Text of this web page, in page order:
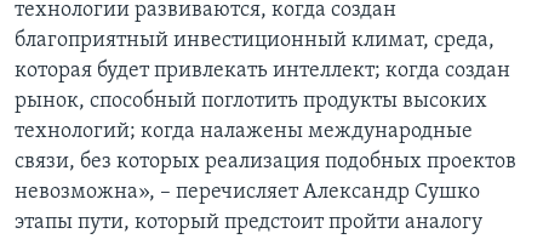
технологии развиваются, когда создан
благоприятный инвестиционный климат, среда,
которая будет привлекать интеллект; когда создан
рынок, способный поглотить продукты высоких
технологий; когда налажены международные
связи, без которых реализация подобных проектов
невозможна», – перечисляет Александр Сушко
этапы пути, который предстоит пройти аналогу